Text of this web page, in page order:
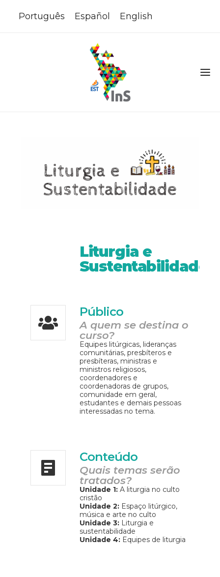
Português Español English
Liturgia e
Sustentabilidade
Público
A quem se destina o
curso?
Equipes litúrgicas, lideranças
comunitárias, presbíteros e
presbíteras, ministras e
ministros religiosos,
coordenadores e
coordenadoras de grupos,
comunidade em geral,
estudantes e demais pessoas
interessadas no tema.
Conteúdo
Quais temas serão
tratados?
Unidade 1: A liturgia no culto
cristão
Unidade 2: Espaço litúrgico,
música e arte no culto
Unidade 3: Liturgia e
sustentabilidade
Unidade 4: Equipes de liturgia